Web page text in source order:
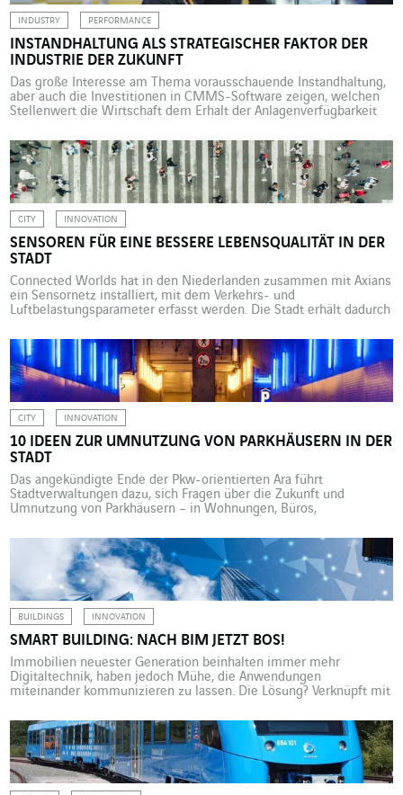
INDUSTRY PERFORMANCE
INSTANDHALTUNG ALS STRATEGISCHER FAKTOR DER
INDUSTRIE DER ZUKUNFT
Das große Interesse am Thema vorausschauende Instandhaltung,
aber auch die Investitionen in CMMS-Software zeigen, welchen
Stellenwert die Wirtschaft dem Erhalt der Anlagenverfügbarkeit
Referenz in Sachen Modernität, hat die „Predictive Maintenance“,
die vorausschauende Instandhaltung, Rückenwind in der Industrie.
Bei einer im September 2018 im Auftrag von KPMG und […]
CITY INNOVATION
SENSOREN FÜR EINE BESSERE LEBENSQUALITÄT IN DER
STADT
Connected Worlds hat in den Niederlanden zusammen mit Axians
ein Sensornetz installiert, mit dem Verkehrs- und
Luftbelastungsparameter erfasst werden. Die Stadt erhält dadurch
Staubwolke weist auf Bauarbeiten in einem Stadtviertel einer
niederländischen Gemeinde hin, das gerade von Grund auf
erneuert wird: Eine ehemalige Fabrik wird neuen Wohnbauten
weichen. […]
CITY INNOVATION
10 IDEEN ZUR UMNUTZUNG VON PARKHÄUSERN IN DER
STADT
Das angekündigte Ende der Pkw-orientierten Ära führt
Stadtverwaltungen dazu, sich Fragen über die Zukunft und
Umnutzung von Parkhäusern – in Wohnungen, Büros,
denkbare Ansätze. Durch die Energiewende und den digitalen
Wandel werden unsere für den Auto- und speziell auch den
ruhenden Verkehr ausgelegten Städte ernstlich […]
BUILDINGS INNOVATION
SMART BUILDING: NACH BIM JETZT BOS!
Immobilien neuester Generation beinhalten immer mehr
Digitaltechnik, haben jedoch Mühe, die Anwendungen
miteinander kommunizieren zu lassen. Die Lösung? Verknüpft mit
bzw. Building Operating System. Ließe sich die Smart-Building-
Realität in unseren Städten am Medienecho festmachen, müssten
intelligente Gebäude eigentlich die neue Richtschnur für Bau und
Instandhaltung von […]